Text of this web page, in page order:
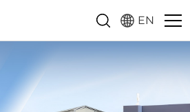
EN